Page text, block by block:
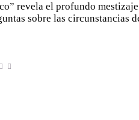
revela el profundo
sobre las circunstancias